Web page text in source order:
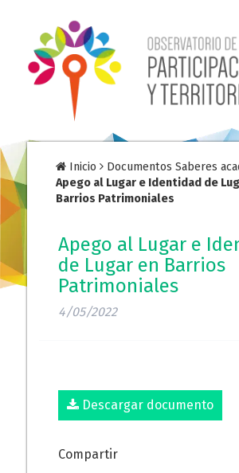
Inicio
Documentos Saberes
Apego al Lugar e Identidad de
Barrios Patrimoniales
Apego al Lugar e
de Lugar en Barrios
Patrimoniales
4/05/2022
Descargar documento
Compartir